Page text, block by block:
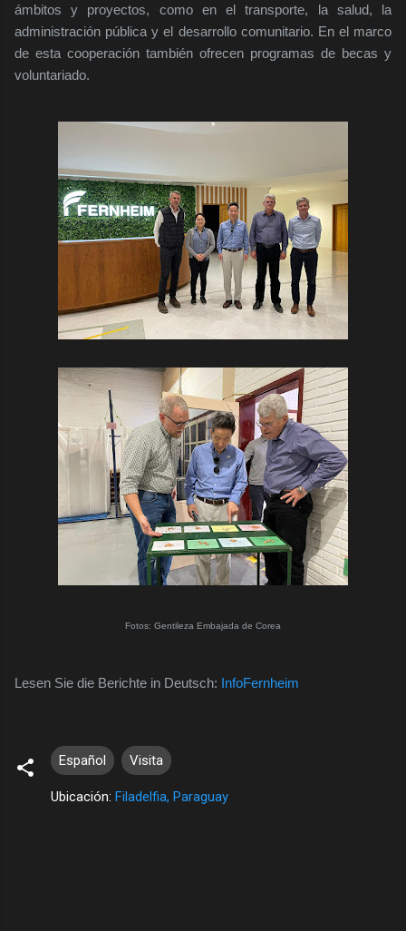
ámbitos y proyectos, como en el transporte, la salud, la
administración pública y el desarrollo comunitario. En el marco
de esta cooperación también ofrecen programas de becas y
voluntariado.
Fotos: Gentileza Embajada de Corea
Lesen Sie die Berichte in Deutsch: InfoFernheim
Español Visita
Ubicación: Filadelfia, Paraguay